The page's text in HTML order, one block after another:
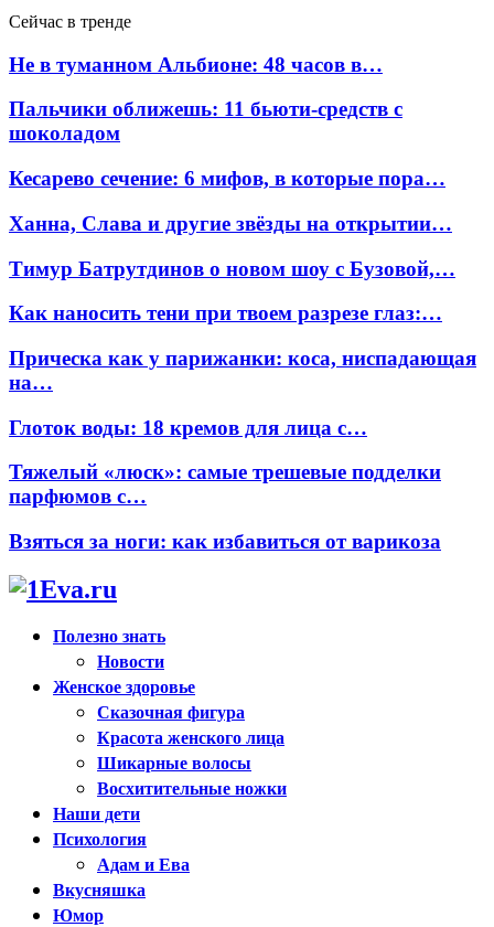
Сейчас в тренде
Не в туманном Альбионе: 48 часов в…
Пальчики оближешь: 11 бьюти-средств с
шоколадом
Кесарево сечение: 6 мифов, в которые пора…
Ханна, Слава и другие звёзды на открытии…
Тимур Батрутдинов о новом шоу с Бузовой,…
Как наносить тени при твоем разрезе глаз:…
Прическа как у парижанки: коса, ниспадающая
на…
Глоток воды: 18 кремов для лица с…
Тяжелый «люск»: самые трешевые подделки
парфюмов с…
Взяться за ноги: как избавиться от варикоза
Полезно знать
Новости
Женское здоровье
Сказочная фигура
Красота женского лица
Шикарные волосы
Восхитительные ножки
Наши дети
Психология
Адам и Ева
Вкусняшка
Юмор